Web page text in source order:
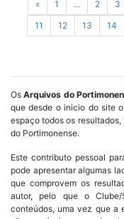
« 1 ... 2 3
11
12 13 14
OsArquivos do
que desde o inicio do site
espaço todos os
do Portimonense.
Este contributo pessoal
pode apresentar algumas
que comprovem os
autor, pelo que o Clube/
conteúdos, uma vez que a